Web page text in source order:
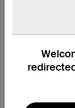
Stecker ist aus
verwendetet